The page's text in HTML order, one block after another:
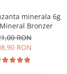
minerala 6g
Bronzer
RON
RON